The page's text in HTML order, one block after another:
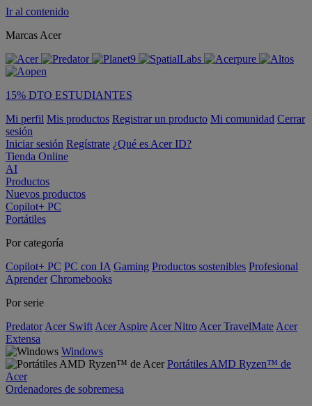
Ir al contenido
Marcas Acer
15% DTO ESTUDIANTES
Mi perfil Mis productos Registrar un producto Mi comunidad Cerrar
sesión
Iniciar sesión Regístrate ¿Qué es Acer ID?
Tienda Online
AI
Productos
Nuevos productos
Copilot+ PC
Portátiles
Por categoría
Copilot+ PC PC con IA Gaming Productos sostenibles Profesional
Aprender Chromebooks
Por serie
Predator Acer Swift Acer Aspire Acer Nitro Acer TravelMate Acer
Extensa
Windows
Portátiles AMD Ryzen™ de
Acer
Ordenadores de sobremesa